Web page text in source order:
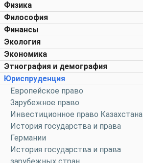
Физика
Философия
Финансы
Экология
Экономика
Этнография и демография
Юриспруденция
Европейское право
Зарубежное право
Инвестиционное право Казахстана
История государства и права
Германии
История государства и права